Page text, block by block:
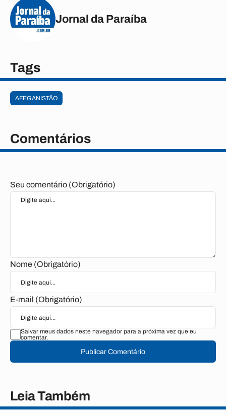
Jornal da Paraíba
Tags
AFEGANISTÃO
Comentários
Seu comentário (Obrigatório)
Nome (Obrigatório)
E-mail (Obrigatório)
Salvar meus dados neste navegador para a próxima vez que eu
comentar.
Publicar Comentário
Leia Também